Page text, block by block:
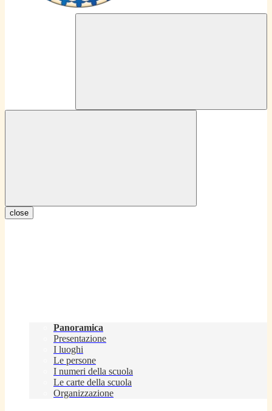
close
Panoramica
Presentazione
I luoghi
Le persone
I numeri della scuola
Le carte della scuola
Organizzazione